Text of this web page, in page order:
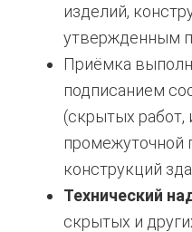
изделий,
утвержденным
Приёмка
подписанием
(скрытых работ,
промежуточной
конструкций
Технический
скрытых и